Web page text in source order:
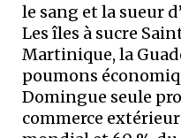
le sang et la sueur
Les îles à sucre
Martinique, la
poumons
Domingue seule
commerce